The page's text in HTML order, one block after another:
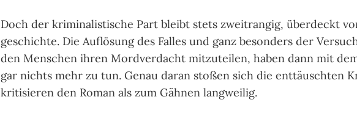
Doch der krimi­nalis­ti­sche Part bleibt stets zweit­ran­gig, über­deckt
geschich­te. Die Auf­lö­sung des Fal­les und ganz beson­ders der
den Men­schen ihren Mord­ver­dacht mit­zu­tei­len, haben dann mit
gar nichts mehr zu tun. Genau daran sto­ßen sich die ent­täusch­ten
kri­ti­sie­ren den Roman als zum Gäh­nen lang­wei­lig.